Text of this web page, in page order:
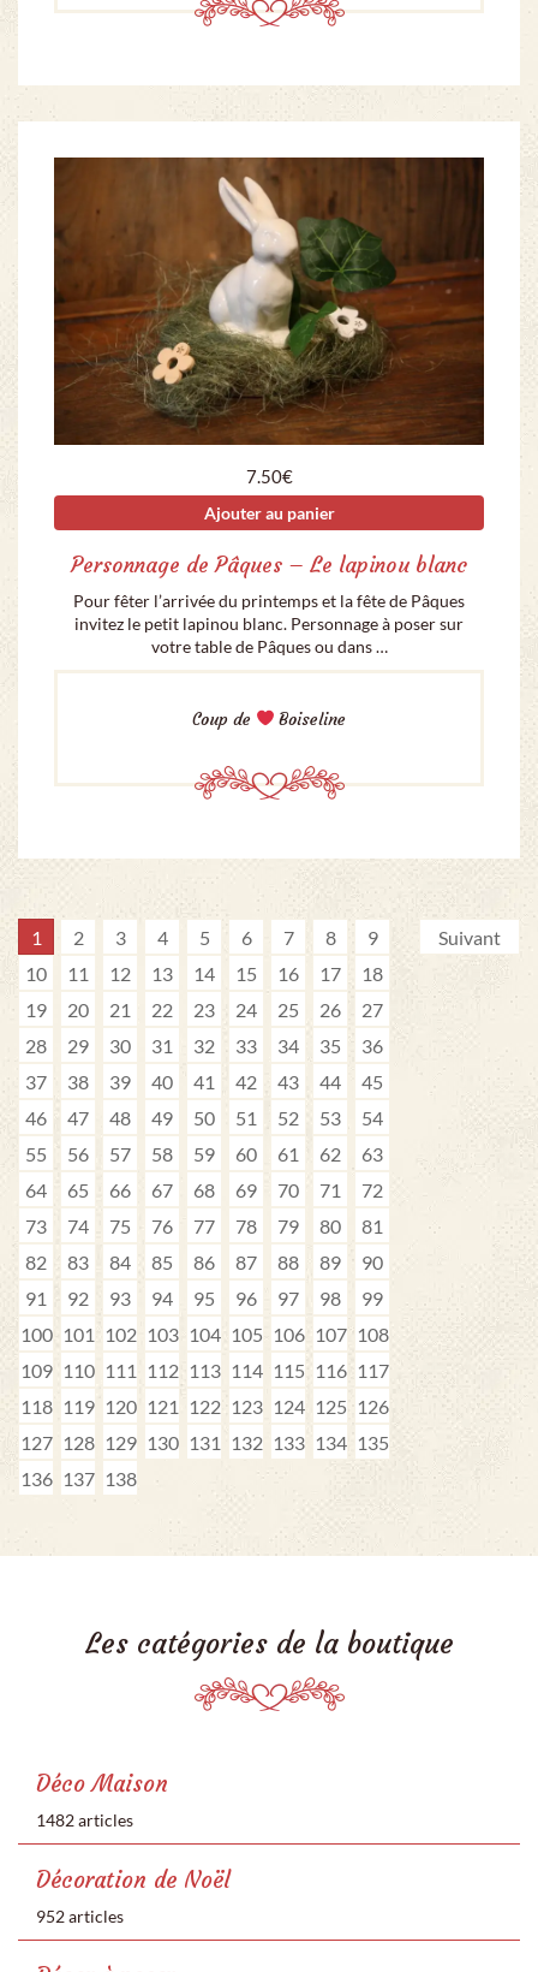
7.50€
Ajouter au panier
Personnage de Pâques – Le lapinou blanc
Pour fêter l’arrivée du printemps et la fête de Pâques
invitez le petit lapinou blanc. Personnage à poser sur
votre table de Pâques ou dans …
Coup de Boiseline
1 2 3 4 5 6 7 8
9
10
11 12 13 14 15 16 17
18
19
20 21 22 23 24 25 26
27
28
29 30 31 32 33 34 35
36
37
38 39 40 41 42 43 44
45
46
47 48 49 50 51 52 53
54
55
56 57 58 59 60 61 62
63
64
65 66 67 68 69 70 71
72
73
74 75 76 77 78 79 80
81
82
83 84 85 86 87 88 89
90
91
92 93 94 95 96 97 98
99
100 101 102 103 104 105 106 107 108
109 110 111 112 113 114 115 116 117
118 119 120 121 122 123 124 125 126
127 128 129 130 131 132 133 134 135
136 137 138
Suivant
Les catégories de la boutique
Déco Maison
1482 articles
Décoration de Noël
952 articles